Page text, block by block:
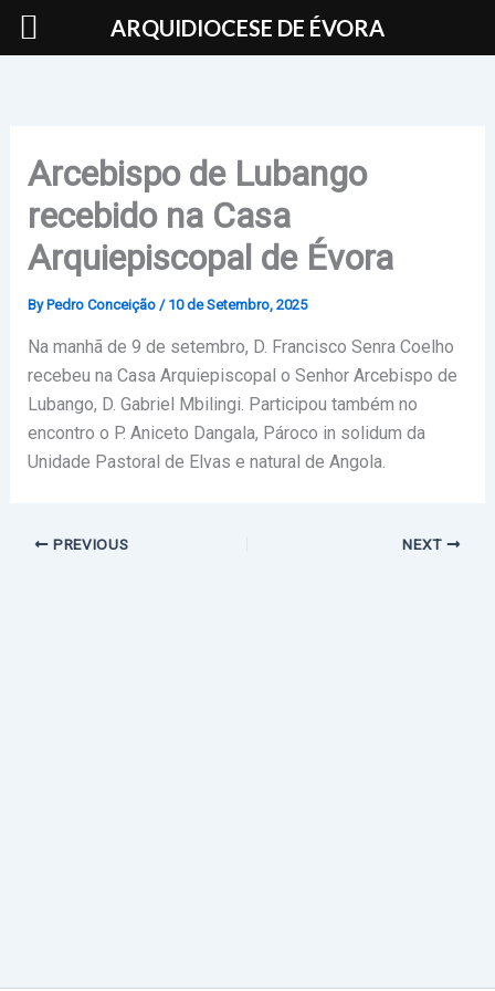
Skip
Arcebispo de Lubango
recebido na Casa
Arquiepiscopal de Évora
By Pedro Conceição / 10 de Setembro, 2025
Na manhã de 9 de setembro, D. Francisco Senra Coelho
recebeu na Casa Arquiepiscopal o Senhor Arcebispo de
Lubango, D. Gabriel Mbilingi. Participou também no
encontro o P. Aniceto Dangala, Pároco in solidum da
Unidade Pastoral de Elvas e natural de Angola.
PREVIOUS NEXT
ARQUIDIOCESE DE ÉVORA